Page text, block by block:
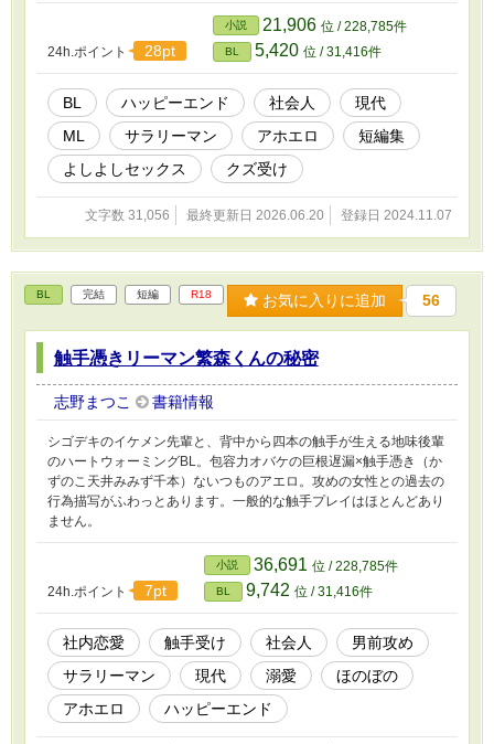
24h.ポイント 28pt
小説 21,906 位 / 228,785件
BL 5,420 位 / 31,416件
BL ハッピーエンド 社会人
現代
ML
サラリーマン アホエロ
短編集
よしよしセックス
クズ受け
文字数 31,056 最終更新日 2026.06.20 登録日 2024.11.07
BL 完結 短編 R18 お気に入りに追加 56
触手憑きリーマン繁森くんの秘密
志野まつこ 書籍情報
シゴデキのイケメン先輩と、背中から四本の触手が生える地味後輩
のハートウォーミングBL。包容力オバケの巨根遅漏×触手憑き（か
ずのこ天井みみず千本）ないつものアエロ。攻めの女性との過去の
行為描写がふわっとあります。一般的な触手プレイはほとんどあり
ません。
24h.ポイント 7pt
小説 36,691 位 / 228,785件
BL 9,742 位 / 31,416件
社内恋愛 触手受け 社会人
男前攻め
サラリーマン
現代 溺愛
ほのぼの
アホエロ
ハッピーエンド